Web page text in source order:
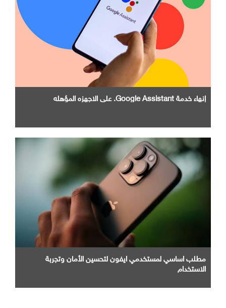
إنهاء خدمة Google Assistant. علي الاجهزه المؤهله
مطلب اساسي لمستخدمي ايفون لتحسين الأمان وتجربة
الاستخدام